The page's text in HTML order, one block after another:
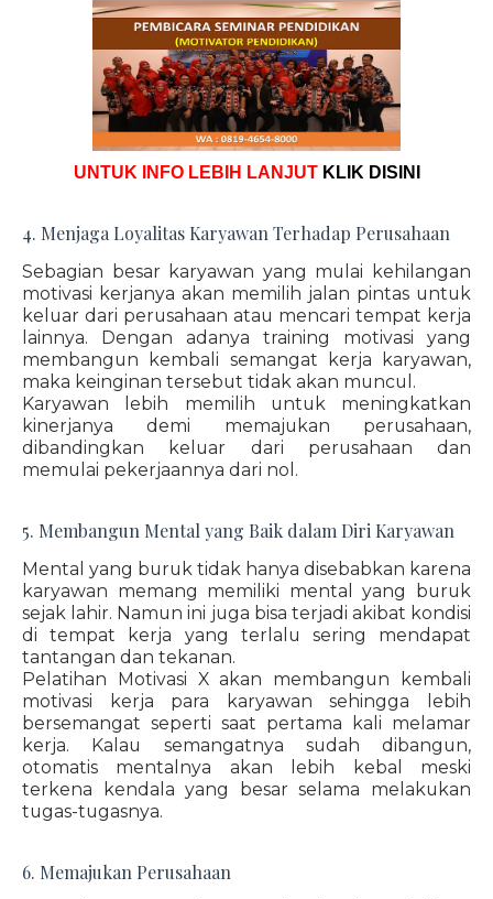
UNTUK INFO LEBIH LANJUT KLIK DISINI
4. Menjaga Loyalitas Karyawan Terhadap Perusahaan
Sebagian besar karyawan yang mulai kehilangan
motivasi kerjanya akan memilih jalan pintas untuk
keluar dari perusahaan atau mencari tempat kerja
lainnya. Dengan adanya training motivasi yang
membangun kembali semangat kerja karyawan,
maka keinginan tersebut tidak akan muncul.
Karyawan lebih memilih untuk meningkatkan
kinerjanya demi memajukan perusahaan,
dibandingkan keluar dari perusahaan dan
memulai pekerjaannya dari nol.
5. Membangun Mental yang Baik dalam Diri Karyawan
Mental yang buruk tidak hanya disebabkan karena
karyawan memang memiliki mental yang buruk
sejak lahir. Namun ini juga bisa terjadi akibat kondisi
di tempat kerja yang terlalu sering mendapat
tantangan dan tekanan.
Pelatihan Motivasi X akan membangun kembali
motivasi kerja para karyawan sehingga lebih
bersemangat seperti saat pertama kali melamar
kerja. Kalau semangatnya sudah dibangun,
otomatis mentalnya akan lebih kebal meski
terkena kendala yang besar selama melakukan
tugas-tugasnya.
6. Memajukan Perusahaan